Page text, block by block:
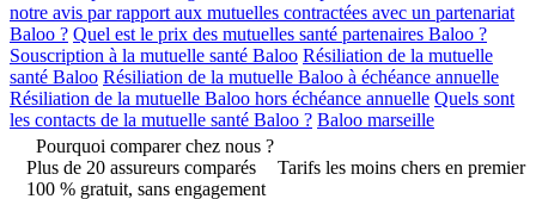
notre avis par rapport aux mutuelles contractées avec un partenariat
Baloo ? Quel est le prix des mutuelles santé partenaires Baloo ?
Souscription à la mutuelle santé Baloo Résiliation de la mutuelle
santé Baloo Résiliation de la mutuelle Baloo à échéance annuelle
Résiliation de la mutuelle Baloo hors échéance annuelle Quels sont
les contacts de la mutuelle santé Baloo ? Baloo marseille
Pourquoi comparer chez nous ?
Plus de 20 assureurs comparés
Tarifs les moins chers en premier
100 % gratuit, sans engagement